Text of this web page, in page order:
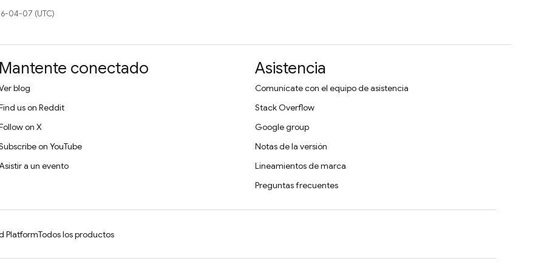
04-07 (UTC)
Mantente conectado
blog
us on Reddit
on X
on YouTube
a un evento
Asistencia
Comunícate con el equipo de asistencia
Stack Overflow
Google group
Notas de la versión
Lineamientos de marca
Preguntas frecuentes
PlatformTodos los productos